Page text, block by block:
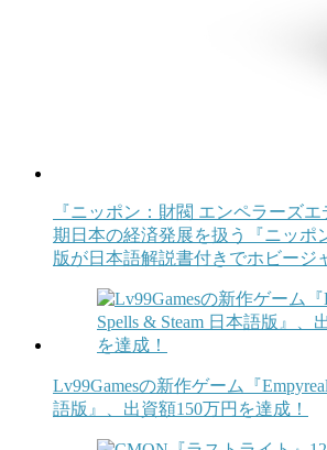
『ニッポン：財閥 エンペラーズ
期日本の経済発展を扱う『ニッポ
版が日本語解説書付きでホビージ
Lv99Gamesの新作ゲーム『
語版』、出資額150万円を達成！